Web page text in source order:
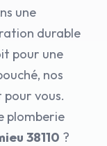
une
durable
pour une
nos
vous.
plomberie
38110 ?